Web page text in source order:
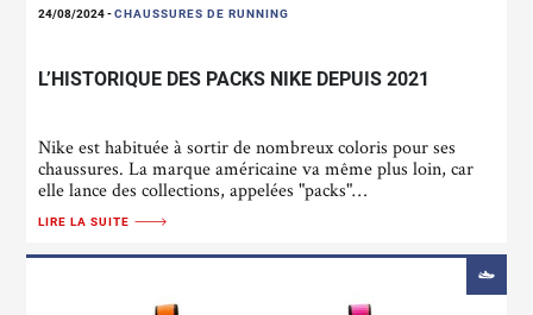
24/08/2024-CHAUSSURES DE RUNNING
L’HISTORIQUE DES PACKS NIKE DEPUIS 2021
Nike est habituée à sortir de nombreux coloris pour ses
chaussures. La marque américaine va même plus loin, car
elle lance des collections, appelées "packs"…
LIRE LA SUITE